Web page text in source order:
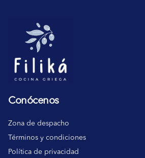
Conócenos
Zona de despacho
Términos y condiciones
Política de privacidad